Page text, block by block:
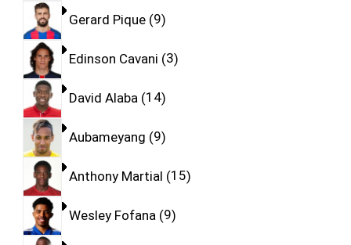
Gerard Pique 9
Edinson Cavani 3
David Alaba 14
Aubameyang 9
Anthony Martial 15
Wesley Fofana 9